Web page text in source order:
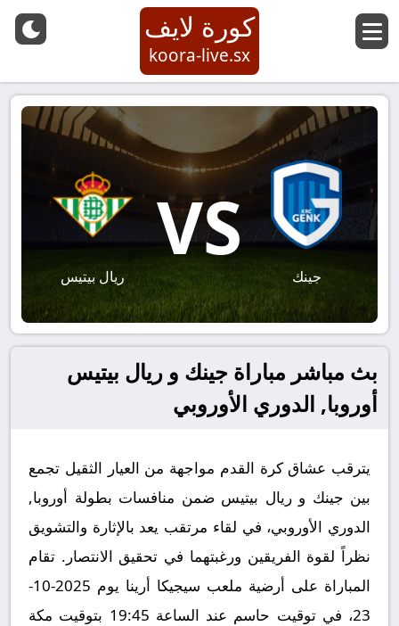
كورة لايف
koora-live.sx
جينك
VS
ريال بيتيس
بث مباشر مباراة جينك و ريال بيتيس
أوروبا, الدوري الأوروبي
يترقب عشاق كرة القدم مواجهة من العيار الثقيل تجمع
بين جينك و ريال بيتيس ضمن منافسات بطولة أوروبا,
الدوري الأوروبي، في لقاء مرتقب يعد بالإثارة والتشويق
نظراً لقوة الفريقين ورغبتهما في تحقيق الانتصار. تقام
المباراة على أرضية ملعب سيجيكا أرينا يوم 2025-10-
23، في توقيت حاسم عند الساعة 19:45 بتوقيت مكة